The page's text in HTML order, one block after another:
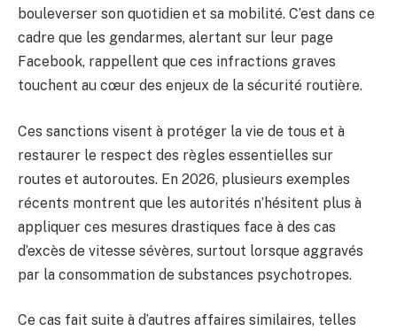
bouleverser son quotidien et sa mobilité. C’est dans ce
cadre que les gendarmes, alertant sur leur page
Facebook, rappellent que ces infractions graves
touchent au cœur des enjeux de la sécurité routière.
Ces sanctions visent à protéger la vie de tous et à
restaurer le respect des règles essentielles sur
routes et autoroutes. En 2026, plusieurs exemples
récents montrent que les autorités n’hésitent plus à
appliquer ces mesures drastiques face à des cas
d’excès de vitesse sévères, surtout lorsque aggravés
par la consommation de substances psychotropes.
Ce cas fait suite à d’autres affaires similaires, telles